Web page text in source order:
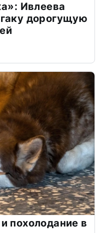
Ивлеева
дорогущую
похолодание в